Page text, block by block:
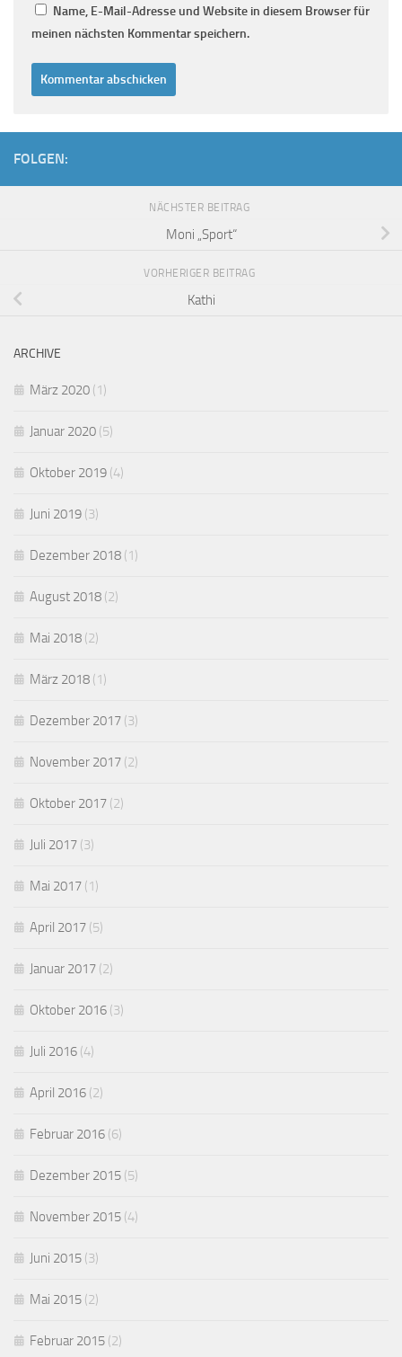
Name, E-Mail-Adresse und Website in diesem Browser für
meinen nächsten Kommentar speichern.
FOLGEN:
NÄCHSTER BEITRAG
Moni „Sport“
VORHERIGER BEITRAG
Kathi
ARCHIVE
März 2020 (1)
Januar 2020 (5)
Oktober 2019 (4)
Juni 2019 (3)
Dezember 2018 (1)
August 2018 (2)
Mai 2018 (2)
März 2018 (1)
Dezember 2017 (3)
November 2017 (2)
Oktober 2017 (2)
Juli 2017 (3)
Mai 2017 (1)
April 2017 (5)
Januar 2017 (2)
Oktober 2016 (3)
Juli 2016 (4)
April 2016 (2)
Februar 2016 (6)
Dezember 2015 (5)
November 2015 (4)
Juni 2015 (3)
Mai 2015 (2)
Februar 2015 (2)